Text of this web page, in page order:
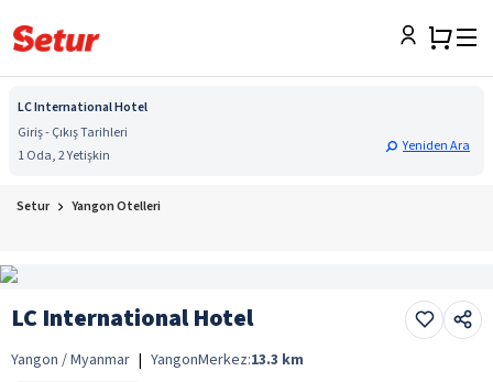
LC International Hotel
Giriş - Çıkış Tarihleri
1 Oda, 2 Yetişkin
Yeniden Ara
Setur Yangon Otelleri
LC International Hotel
Yangon / Myanmar | YangonMerkez:13.3 km